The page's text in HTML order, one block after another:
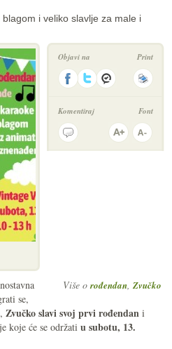
i veliko slavlje za male i
Objavi na Print
Komentiraj Font
Više orođendan, Zvučko
se,
Zvučko slavi svoj prvi rođendan i
koje će se održati u subotu, 13.